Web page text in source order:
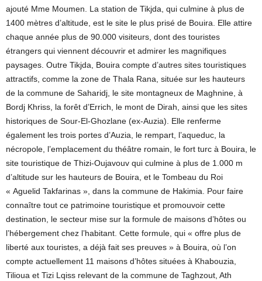
ajouté Mme Moumen. La station de Tikjda, qui culmine à plus de
1400 mètres d’altitude, est le site le plus prisé de Bouira. Elle attire
chaque année plus de 90.000 visiteurs, dont des touristes
étrangers qui viennent découvrir et admirer les magnifiques
paysages. Outre Tikjda, Bouira compte d’autres sites touristiques
attractifs, comme la zone de Thala Rana, située sur les hauteurs
de la commune de Saharidj, le site montagneux de Maghnine, à
Bordj Khriss, la forêt d’Errich, le mont de Dirah, ainsi que les sites
historiques de Sour-El-Ghozlane (ex-Auzia). Elle renferme
également les trois portes d’Auzia, le rempart, l’aqueduc, la
nécropole, l’emplacement du théâtre romain, le fort turc à Bouira, le
site touristique de Thizi-Oujavouv qui culmine à plus de 1.000 m
d’altitude sur les hauteurs de Bouira, et le Tombeau du Roi
« Aguelid Takfarinas », dans la commune de Hakimia. Pour faire
connaître tout ce patrimoine touristique et promouvoir cette
destination, le secteur mise sur la formule de maisons d’hôtes ou
l’hébergement chez l’habitant. Cette formule, qui « offre plus de
liberté aux touristes, a déjà fait ses preuves » à Bouira, où l’on
compte actuellement 11 maisons d’hôtes situées à Khabouzia,
Tilioua et Tizi Lqiss relevant de la commune de Taghzout, Ath